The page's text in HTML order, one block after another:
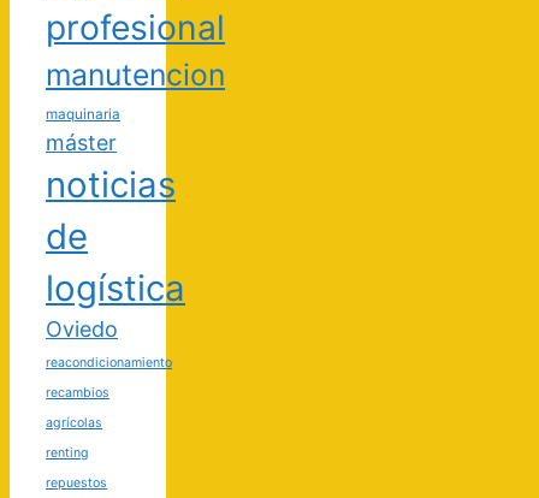
profesional
manutencion
maquinaria
máster
noticias
de
logística
Oviedo
reacondicionamiento
recambios
agrícolas
renting
repuestos